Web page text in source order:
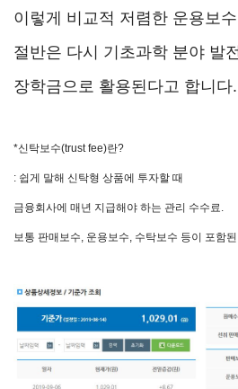
이렇게 비교적 저렴한 운용보
절반은 다시 기초과학 분야 발
장학금으로 활용된다고 합니다.
*신탁보수(trust fee)란?
: 쉽게 말해 신탁형 상품에 투자할 때
금융회사에 매년 지급해야 하는 관리 수수료.
보통 판매보수, 운용보수, 수탁보수 등이 포함된